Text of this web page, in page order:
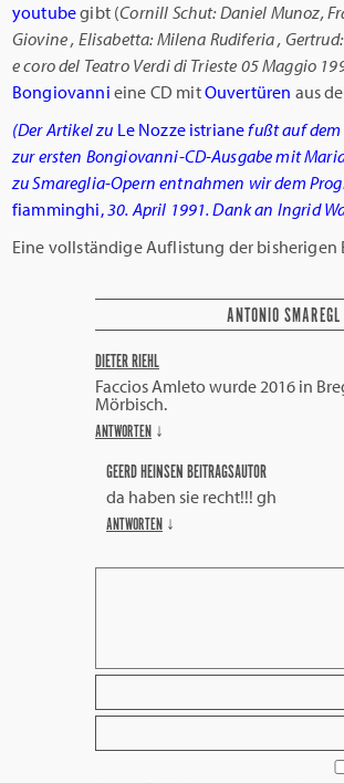
youtubegibt (Cornill Schut: Daniel Munoz,
Giovine , Elisabetta: Milena Rudiferia ,
e coro del Teatro Verdi di Trieste 05 Maggio
Bongiovanni eine CD mitOuvertüren aus
(Der Artikel zu Le Nozze istrianefußt auf dem
zur ersten Bongiovanni-CD-Ausgabe mit
zu Smareglia-Opern entnahmen wir dem
fiamminghi,30. April 1991. Dank an Ingrid
Eine vollständige Auflistung der
ANTONIO SMAREGL
DIETER RIEHL
Faccios Amleto wurde 2016 in
Mörbisch.
ANTWORTEN ↓
GEERD HEINSENBEITRAGSAUTOR
da haben sie recht!!! gh
ANTWORTEN ↓